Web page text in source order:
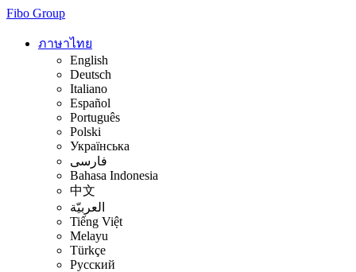
Fibo Group
ภาษาไทย
English
Deutsch
Italiano
Español
Português
Polski
Українська
فارسی
Bahasa Indonesia
中文
العربيّة
Tiếng Việt
Melayu
Türkçe
Русский